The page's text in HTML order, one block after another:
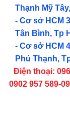
Thạnh Mỹ
- Cơ sở HCM
Tân Bình, Tp
- Cơ sở HCM
Phú Thạnh,
Điện thoại:
0902 957 589-